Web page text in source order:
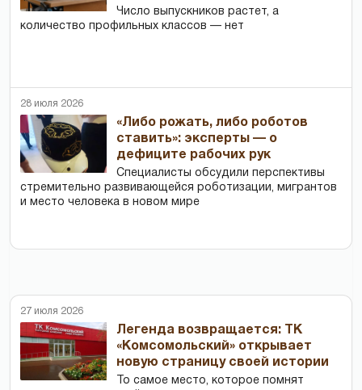
Число выпускников растет, а
количество профильных классов — нет
28 июля 2026
«Либо рожать, либо роботов
ставить»: эксперты — о
дефиците рабочих рук
Специалисты обсудили перспективы
стремительно развивающейся роботизации, мигрантов
и место человека в новом мире
27 июля 2026
Легенда возвращается: ТК
«Комсомольский» открывает
новую страницу своей истории
То самое место, которое помнят